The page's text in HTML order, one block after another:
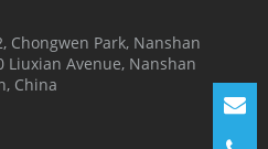
Chongwen Park, Nanshan
Liuxian Avenue, Nanshan
China